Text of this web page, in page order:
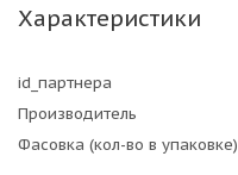
Характеристики
id_партнера
Производитель
Фасовка (кол-во в упаковке)